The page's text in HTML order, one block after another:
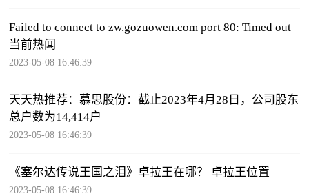
Failed to connect to zw.gozuowen.com port 80: Timed out
当前热闻
2023-05-08 16:46:39
天天热推荐：慕思股份：截止2023年4月28日，公司股东
总户数为14,414户
2023-05-08 16:46:39
《塞尔达传说王国之泪》卓拉王在哪？ 卓拉王位置
2023-05-08 16:46:39